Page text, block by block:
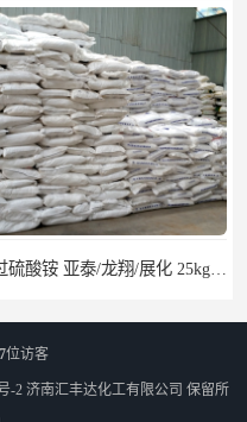
位访客
-2 济南汇丰达化工有限公司 保留所